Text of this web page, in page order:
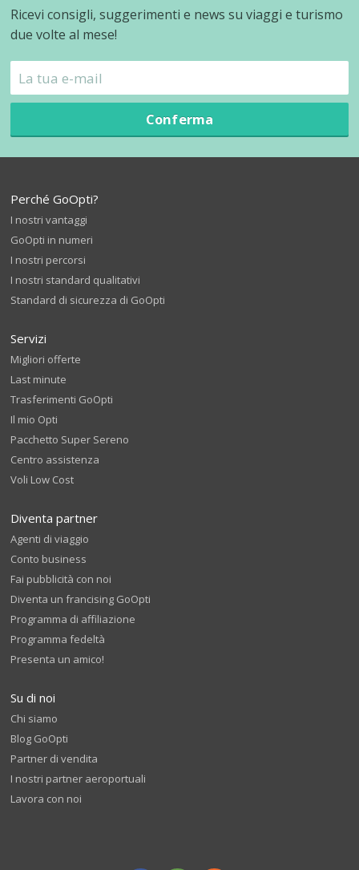
Ricevi consigli, suggerimenti e news su viaggi e turismo
due volte al mese!
Conferma
Perché GoOpti?
I nostri vantaggi
GoOpti in numeri
I nostri percorsi
I nostri standard qualitativi
Standard di sicurezza di GoOpti
Servizi
Migliori offerte
Last minute
Trasferimenti GoOpti
Il mio Opti
Pacchetto Super Sereno
Centro assistenza
Voli Low Cost
Diventa partner
Agenti di viaggio
Conto business
Fai pubblicità con noi
Diventa un francising GoOpti
Programma di affiliazione
Programma fedeltà
Presenta un amico!
Su di noi
Chi siamo
Blog GoOpti
Partner di vendita
I nostri partner aeroportuali
Lavora con noi